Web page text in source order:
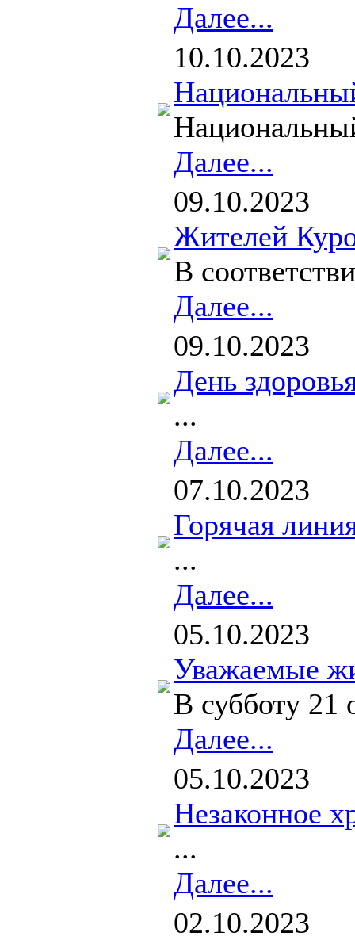
Далее...
10.10.2023
Далее...
09.10.2023
Жителей
В
Далее...
09.10.2023
День
...
Далее...
07.10.2023
Горячая
...
Далее...
05.10.2023
Уважаемые
В субботу
Далее...
05.10.2023
Незаконное
...
Далее...
02.10.2023